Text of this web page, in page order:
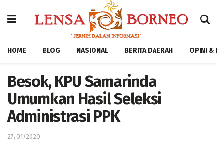
HOME BLOG NASIONAL BERITA DAERAH OPINI &
Besok, KPU Samarinda
Umumkan Hasil Seleksi
Administrasi PPK
27/01/2020